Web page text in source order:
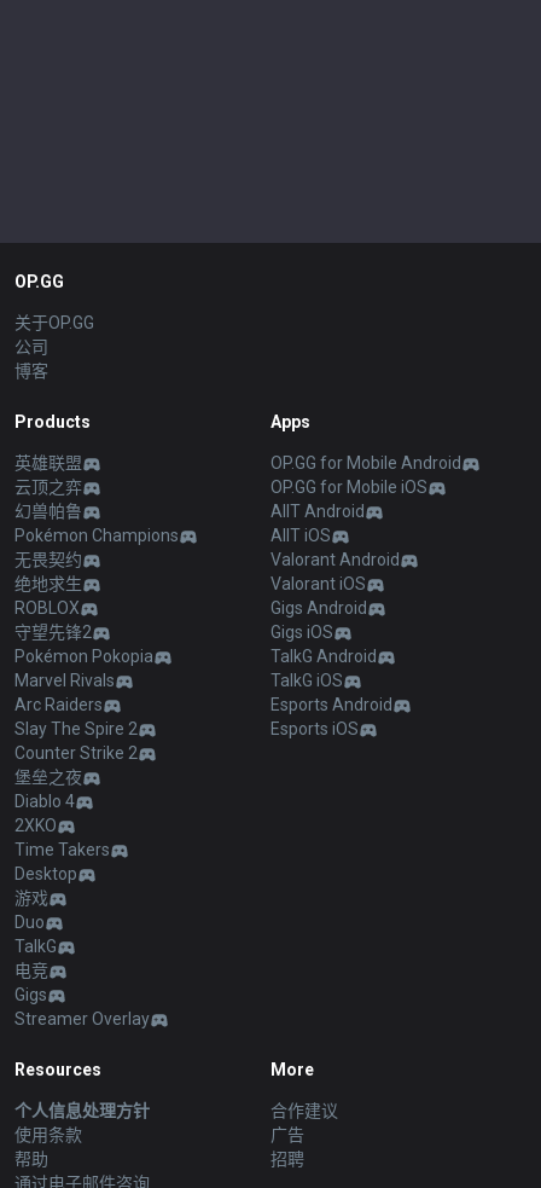
OP.GG
关于OP.GG
公司
博客
Products
英雄联盟
云顶之弈
幻兽帕鲁
Pokémon Champions
无畏契约
绝地求生
ROBLOX
守望先锋2
Pokémon Pokopia
Marvel Rivals
Arc Raiders
Slay The Spire 2
Counter Strike 2
堡垒之夜
Diablo 4
2XKO
Time Takers
Desktop
游戏
Duo
TalkG
电竞
Gigs
Streamer Overlay
Apps
OP.GG for Mobile Android
OP.GG for Mobile iOS
AllT Android
AllT iOS
Valorant Android
Valorant iOS
Gigs Android
Gigs iOS
TalkG Android
TalkG iOS
Esports Android
Esports iOS
Resources
个人信息处理方针
使用条款
帮助
通过电子邮件咨询
More
合作建议
广告
招聘